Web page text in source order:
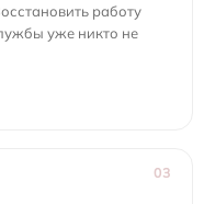
работу
уже никто не
03